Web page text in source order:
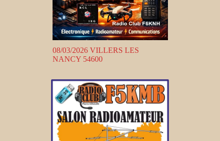
08/03/2026 VILLERS LES
NANCY 54600